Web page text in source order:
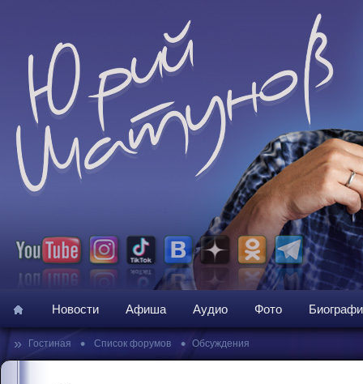
Новости Афиша Аудио Фото
» Гостиная • Список форумов • Обсуждения